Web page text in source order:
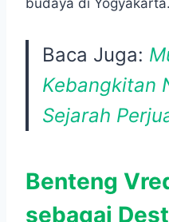
budaya di Yogyakarta.
Baca Juga:
Kebangkitan
Sejarah
Benteng
sebagai